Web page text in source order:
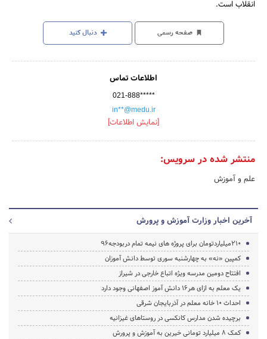
انقلاب است.
صفحه رسمی دنبال کنید
اطلاعات تماس
021-888*****
in**@medu.ir
[نمایش اطلاعات]
منتشر شده در سرویس:
علم و آموزش
آخرین اخبار وزارت آموزش و پرورش
210میلیاردتومان برای پروژه های نیمه تمام دربودجه96
کمپین «نه» به چهارشنبه سوری توسط دانش آموزان
افتتاح دومین مدرسه ویژه اتباع خارجی در شیراز
یک معلم به ازای هر16 دانش آموز اصفهانی وجود دارد
احداث ۱۰ خانه معلم در آذربایجان شرقی
برچیده شدن مدارس کانکسی در روستاهای غیزانیه
کمک 8 میلیارد تومانی خیرین به آموزش و پرورش